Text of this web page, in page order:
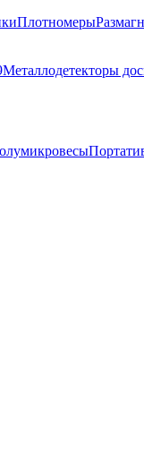
Плотномеры
Металлодетекторы